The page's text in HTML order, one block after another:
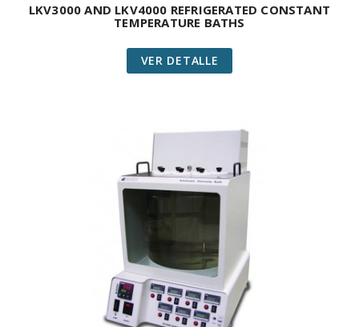
LKV3000 AND LKV4000 REFRIGERATED CONSTANT
TEMPERATURE BATHS
VER DETALLE